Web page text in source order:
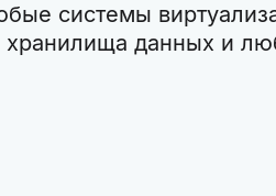
системы
данных и